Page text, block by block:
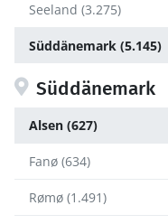
Seeland (3.275)
Süddänemark (5.145)
Süddänemark
Alsen (627)
Fanø (634)
Rømø (1.491)